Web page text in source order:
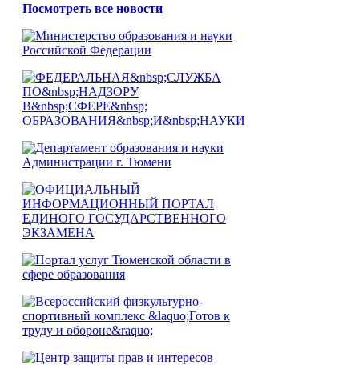
Посмотреть все новости